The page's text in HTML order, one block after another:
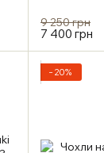
9 250 грн
7 400 грн
−20%